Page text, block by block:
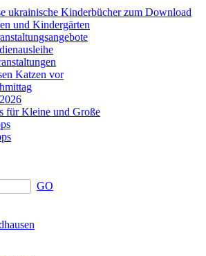
ukrainische Kinderbücher zum Download
und Kindergärten
Katzen vor
für Kleine und Große
GO